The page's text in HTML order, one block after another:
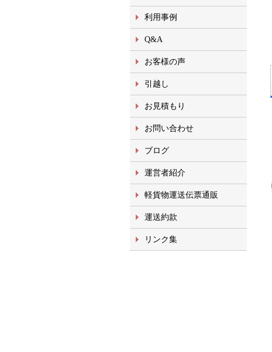
利用事例
Q&A
お客様の声
引越し
お見積もり
お問い合わせ
ブログ
運営者紹介
軽貨物運送伝票通販
運送約款
リンク集